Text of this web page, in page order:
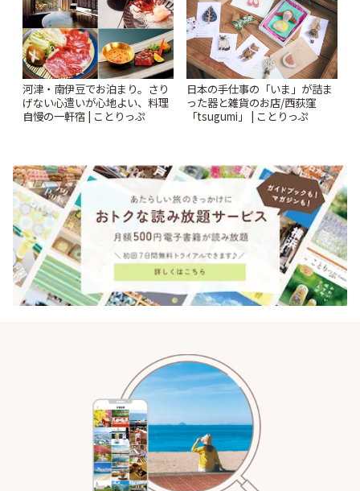
河津・南伊豆でお泊まり。さり
げない心遣いが心地よい、料理
自慢の一軒宿 | ことりっぷ
日本の手仕事の「いま」が詰ま
った器と雑貨のお店/西荻窪
「tsugumi」 | ことりっぷ